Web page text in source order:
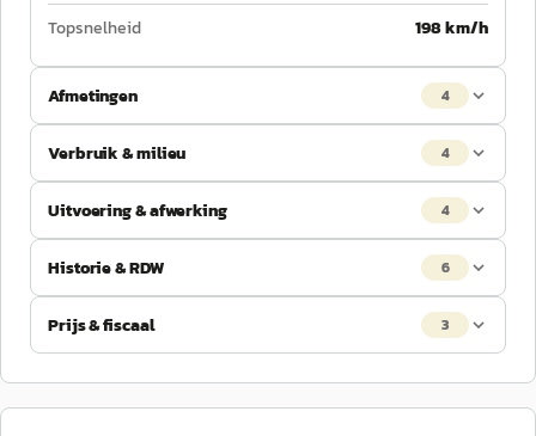
Topsnelheid
198 km/h
Afmetingen 4
Verbruik & milieu 4
Uitvoering & afwerking 4
Historie & RDW 6
Prijs & fiscaal 3